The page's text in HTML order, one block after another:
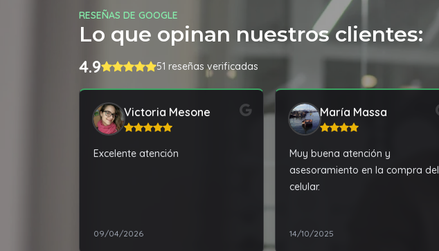
RESEÑAS DE GOOGLE
Lo que opinan nuestros clientes:
4.9 51 reseñas verificadas
Victoria Mesone
Excelente atención
09/04/2026
María Massa
Muy buena atención y
asesoramiento en la compra del
celular.
14/10/2025